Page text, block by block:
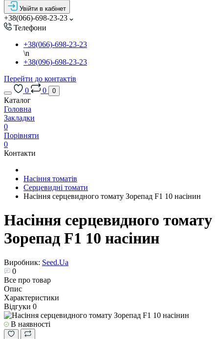
Увійти в кабінет
+38(066)-698-23-23
Телефони
+38(066)-698-23-23
\n
+38(096)-698-23-23
Перейти до контактів
0
0 0
Каталог
Головна
Закладки
0
Порівняти
0
Контакти
Насіння томатів
Серцевидні томати
Насіння серцевидного томату Зорепад F1 10 насінин
Насіння серцевидного томату
Зорепад F1 10 насінин
Виробник: Seed.Ua
0
Все про товар
Опис
Характеристики
Відгуки 0
В наявності